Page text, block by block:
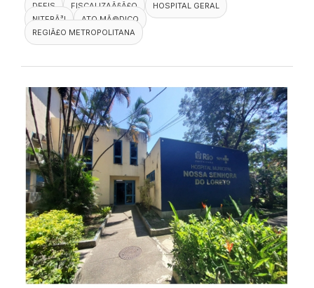
DEFIS FISCALIZAÃ§Ã£O
HOSPITAL GERAL
NITERÃ³I
ATO MÃ©DICO
REGIÃ£O METROPOLITANA